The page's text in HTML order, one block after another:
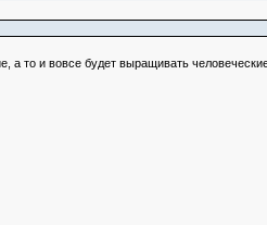
а то и вовсе будет выращивать